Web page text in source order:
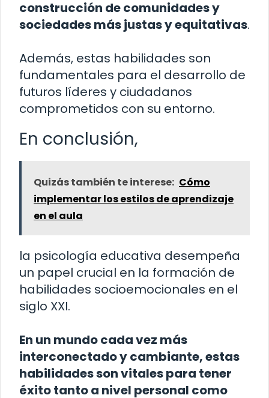
construcción de comunidades y
sociedades más justas y equitativas.
Además, estas habilidades son
fundamentales para el desarrollo de
futuros líderes y ciudadanos
comprometidos con su entorno.
En conclusión,
Quizás también te interese: Cómo
implementar los estilos de aprendizaje
en el aula
la psicología educativa desempeña
un papel crucial en la formación de
habilidades socioemocionales en el
siglo XXI.
En un mundo cada vez más
interconectado y cambiante, estas
habilidades son vitales para tener
éxito tanto a nivel personal como